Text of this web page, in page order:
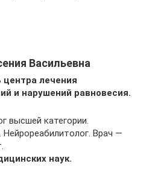
Васильевна
центра лечения
и нарушений равновесия.
высшей категории.
Нейрореабилитолог. Врач —
наук.